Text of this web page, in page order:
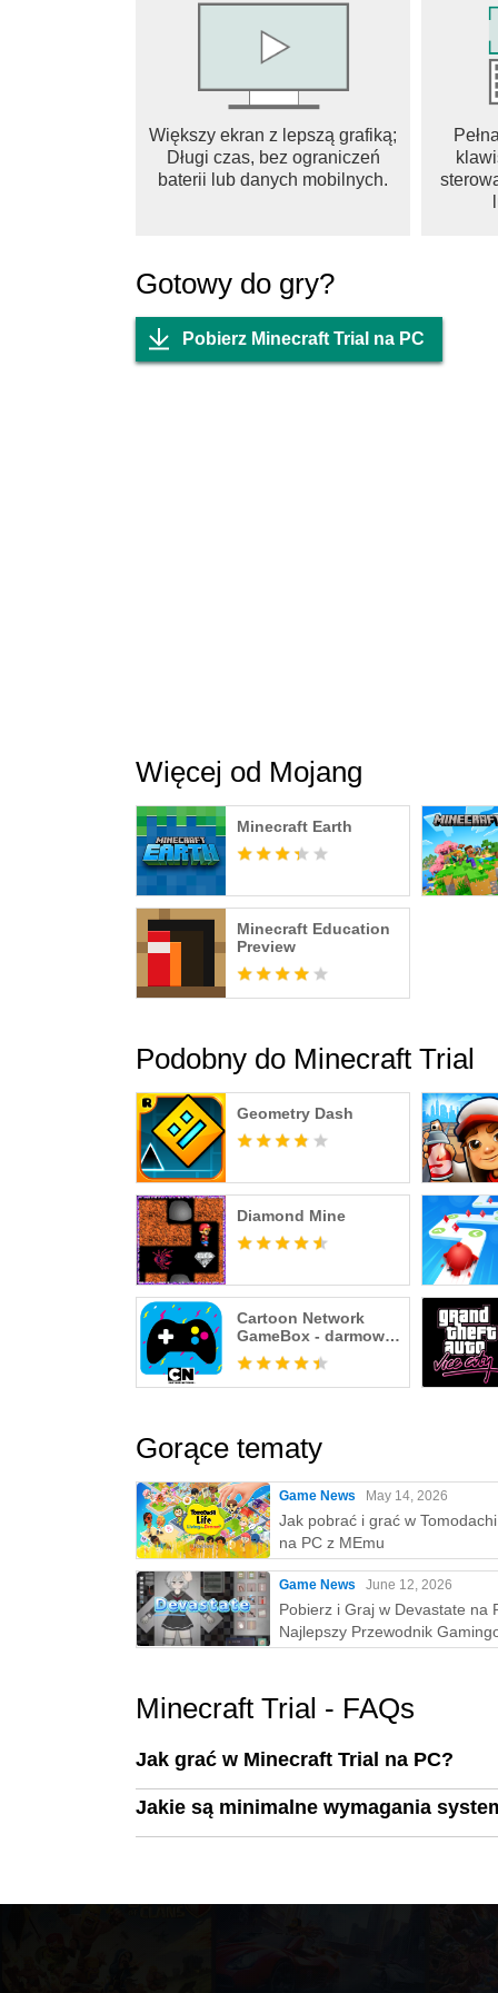
Większy ekran z lepszą grafiką;
Długi czas, bez ograniczeń
baterii lub danych mobilnych.
Gotowy do gry?
Pobierz Minecraft Trial na PC
Więcej od Mojang
Minecraft Earth
Minecraft Education
Preview
Podobny do Minecraft Trial
Geometry Dash
Diamond Mine
Cartoon Network
GameBox - darmowe
gry co miesiąc
Gorące tematy
Game News May 14, 2026
Jak pobrać i grać w
na PC z MEmu
Game News June 12, 2026
Pobierz i Graj w Devastate na
Najlepszy Przewodnik
MEmu Play
Minecraft Trial - FAQs
Jak grać w Minecraft Trial na PC?
Jakie są minimalne wymagania